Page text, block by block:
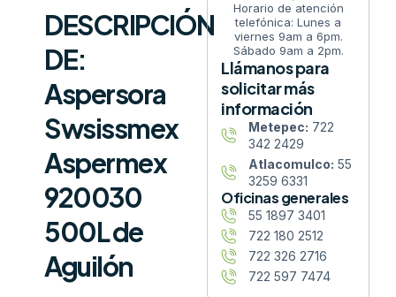
DESCRIPCIÓN
DE:
Aspersora
Swsissmex
Aspermex
920030
500L de
Aguilón
Horario de atención
telefónica: Lunes a
viernes 9am a 6pm.
Sábado 9am a 2pm.
Llámanos para
solicitar más
información
Metepec: 722
342 2429
Atlacomulco: 55
3259 6331
Oficinas generales
55 1897 3401
722 180 2512
722 326 2716
722 597 7474